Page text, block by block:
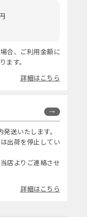
合、ご利用金額に
ます。
詳細はこちら
送いたします。
出荷を停止してい
店よりご連絡させ
詳細はこちら